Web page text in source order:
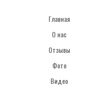
Главная
О нас
Отзывы
Фото
Видео